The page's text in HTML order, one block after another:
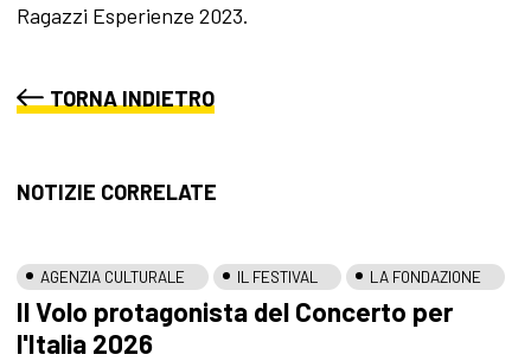
Ragazzi Esperienze 2023.
TORNA INDIETRO
NOTIZIE CORRELATE
AGENZIA CULTURALE IL FESTIVAL LA FONDAZIONE
Il Volo protagonista del Concerto per
l'Italia 2026